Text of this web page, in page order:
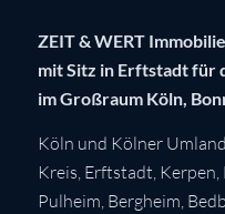
ZEIT & WERT
mit Sitz in Erftstadt für
im Großraum Köln,
Köln und Kölner
Kreis, Erftstadt, Kerpen,
Pulheim, Bergheim,